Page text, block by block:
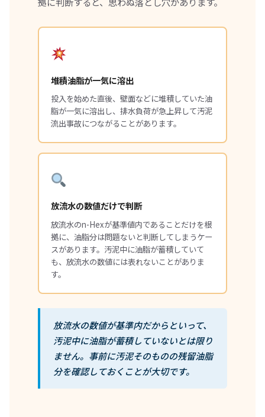
堆積油脂が一気に溶出
投入を始めた直後、壁面などに堆積していた油
脂が一気に溶出し、排水負荷が急上昇して汚泥
流出事故につながることがあります。
放流水の数値だけで判断
放流水のn-Hexが基準値内であることだけを根
拠に、油脂分は問題ないと判断してしまうケー
スがあります。汚泥中に油脂が蓄積していて
も、放流水の数値には表れないことがありま
す。
放流水の数値が基準内だからといって、
汚泥中に油脂が蓄積していないとは限り
ません。事前に汚泥そのものの残留油脂
分を確認しておくことが大切です。